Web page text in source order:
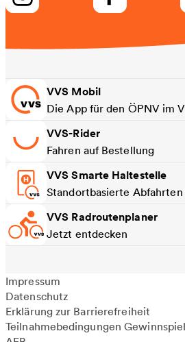
VVS Mobil
Die App für den ÖPNV im
VVS-Rider
Fahren auf Bestellung
VVS Smarte Haltestelle
Standortbasierte
VVS Radroutenplaner
Jetzt entdecken
Impressum
Datenschutz
Erklärung zur Barrierefreiheit
Teilnahmebedingungen